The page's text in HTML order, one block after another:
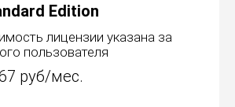
Edition
лицензии указана за
пользователя
руб/мес.